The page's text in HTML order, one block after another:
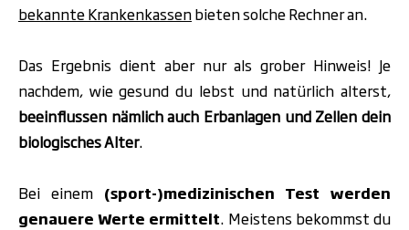
bekannte Krankenkassenbieten solche Rechner an.
Das Ergebnis dient aber nur als grober Hinweis! Je
nachdem, wie gesund du lebst und natürlich alterst,
beeinflussen nämlich auch Erbanlagen und Zellen dein
biologisches Alter.
Bei einem (sport-)medizinischen Test werden
genauere Werte ermittelt. Meistens bekommst du